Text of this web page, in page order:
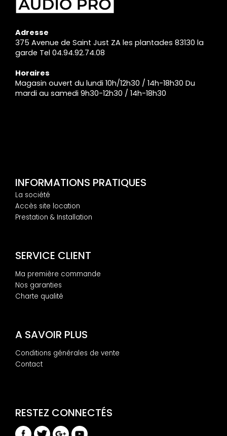
Adresse
375 Avenue de Saint Just ZA les plantades 83130 la
garde Tel 04.94.92.74.08
Horaires
Magasin ouvert du lundi 10h/12h30 / 14h-18h30 Du
mardi au samedi 9h30-12h30 / 14h-18h30
INFORMATIONS PRATIQUES
La société
Accès site location
Prestation & Installation
SERVICE CLIENT
Ma première commande
Nos garanties
Charte qualité
A SAVOIR PLUS
Conditions générales de vente
Contact